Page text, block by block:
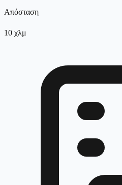
Απόσταση
10 χλμ